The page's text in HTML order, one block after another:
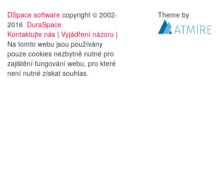
DSpace software copyright © 2002-
2016 DuraSpace
Kontaktujte nás | Vyjádření názoru |
Na tomto webu jsou používány
pouze cookies nezbytně nutné pro
zajištění fungování webu, pro které
není nutné získat souhlas.
Theme by